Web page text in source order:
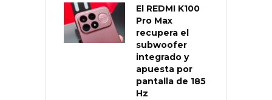
El REDMI K100
Pro Max
recupera el
subwoofer
integrado y
apuesta por
pantalla de 185
Hz